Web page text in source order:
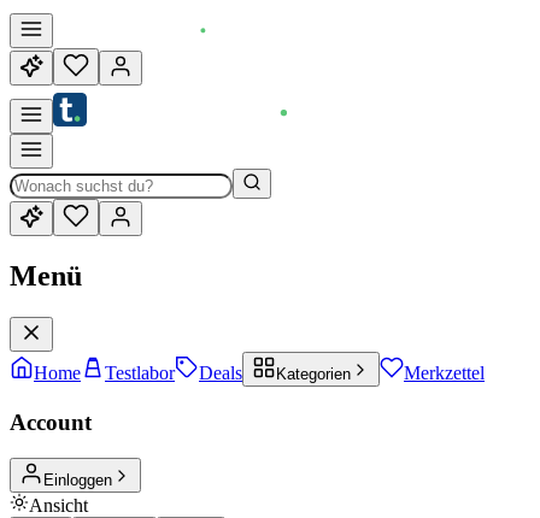
Menü
Home Testlabor Deals Kategorien Merkzettel
Account
Einloggen
Ansicht